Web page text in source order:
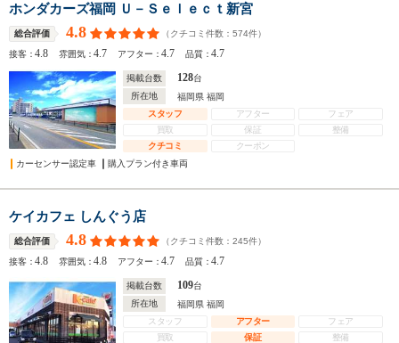
ホンダカーズ福岡 Ｕ－Ｓｅｌｅｃｔ新宮
総合評価 4.8 （クチコミ件数： 574件）
接客：4.8 雰囲気：4.7 アフター：4.7 品質：4.7
掲載台数 128台
所在地
福岡県 福岡
スタッフ
アフター
フェア
買取
保証
整備
クチコミ
クーポン
カーセンサー認定車
購入プラン付き車両
ケイカフェ しんぐう店
総合評価 4.8 （クチコミ件数： 245件）
接客：4.8 雰囲気：4.8 アフター：4.7 品質：4.7
掲載台数 109台
所在地
福岡県 福岡
スタッフ
アフター
フェア
買取
保証
整備